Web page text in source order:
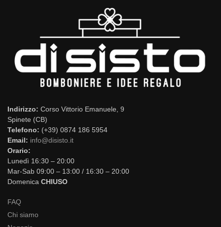
Indirizzo: Corso Vittorio Emanuele, 9
Spinete (CB)
Telefono: (+39) 0874 186 5954
Email: info@disisto.it
Orario:
Lunedì 16:30 – 20:00
Mar-Sab 09:00 – 13:00 / 16:30 – 20:00
Domenica CHIUSO
FAQ
Chi siamo